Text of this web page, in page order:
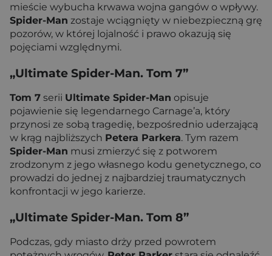
mieście wybucha krwawa wojna gangów o wpływy.
Spider-Man zostaje wciągnięty w niebezpieczną grę
pozorów, w której lojalność i prawo okazują się
pojęciami względnymi.
„Ultimate Spider-Man. Tom 7”
Tom 7 serii Ultimate Spider-Man opisuje
pojawienie się legendarnego Carnage’a, który
przynosi ze sobą tragedię, bezpośrednio uderzającą
w krąg najbliższych Petera Parkera. Tym razem
Spider-Man musi zmierzyć się z potworem
zrodzonym z jego własnego kodu genetycznego, co
prowadzi do jednej z najbardziej traumatycznych
konfrontacji w jego karierze.
„Ultimate Spider-Man. Tom 8”
Podczas, gdy miasto drży przed powrotem